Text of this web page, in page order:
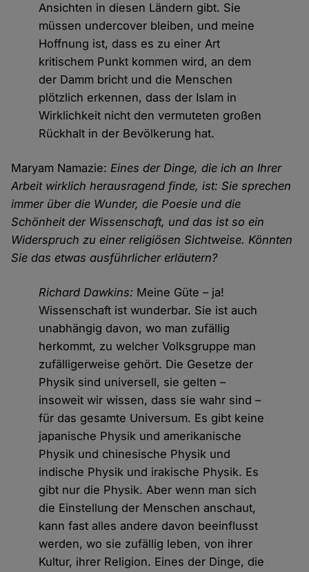
Ansichten in diesen Ländern gibt. Sie
müssen undercover bleiben, und meine
Hoffnung ist, dass es zu einer Art
kritischem Punkt kommen wird, an dem
der Damm bricht und die Menschen
plötzlich erkennen, dass der Islam in
Wirklichkeit nicht den vermuteten großen
Rückhalt in der Bevölkerung hat.
Maryam Namazie:Eines der Dinge, die ich an Ihrer
Arbeit wirklich herausragend finde, ist: Sie sprechen
immer über die Wunder, die Poesie und die
Schönheit der Wissenschaft, und das ist so ein
Widerspruch zu einer religiösen Sichtweise. Könnten
Sie das etwas ausführlicher erläutern?
Richard Dawkins: Meine Güte – ja!
Wissenschaft ist wunderbar. Sie ist auch
unabhängig davon, wo man zufällig
herkommt, zu welcher Volksgruppe man
zufälligerweise gehört. Die Gesetze der
Physik sind universell, sie gelten –
insoweit wir wissen, dass sie wahr sind –
für das gesamte Universum. Es gibt keine
japanische Physik und amerikanische
Physik und chinesische Physik und
indische Physik und irakische Physik. Es
gibt nur die Physik. Aber wenn man sich
die Einstellung der Menschen anschaut,
kann fast alles andere davon beeinflusst
werden, wo sie zufällig leben, von ihrer
Kultur, ihrer Religion. Eines der Dinge, die